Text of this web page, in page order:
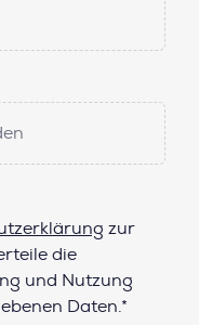
zur
die
und Nutzung
Daten.*